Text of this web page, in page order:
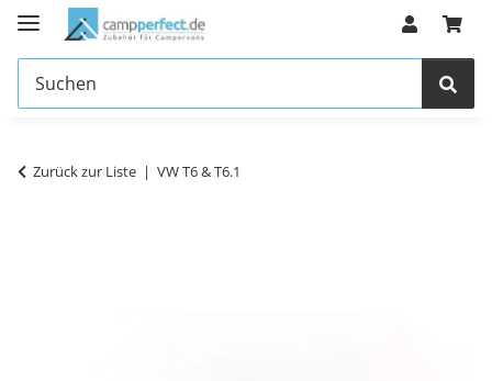
Zurück zur Liste VW T6 & T6.1